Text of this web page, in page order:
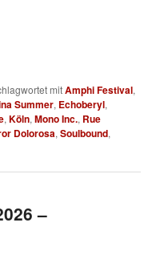
mitAmphi Festival,
Summer, Echoberyl,
,Köln,Mono Inc., Rue
Dolorosa,Soulbound,
–